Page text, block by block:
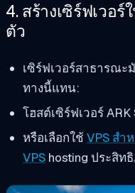
4. สร้างเซิร์ฟเวอร์
ตัว
เซิร์ฟเวอร์สาธารณะ
ทางนี้แทน:
โฮสต์เซิร์ฟเวอร์
หรือเลือกใช้VPS สำ
VPShosting ประสิท